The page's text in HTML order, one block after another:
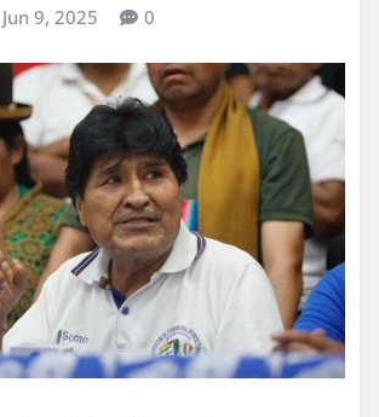
Jun 9, 2025 0